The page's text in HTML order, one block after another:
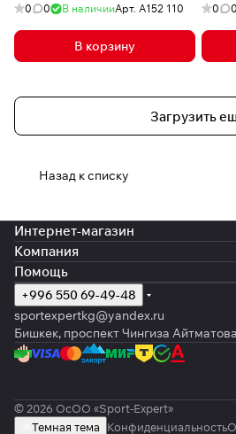
0 0 В наличииАрт. A152 110
В корзину
0 0
Загрузить
Назад к списку
Интернет-магазин
Компания
Помощь
+996 550 69-49-48
sportexpertkg@yandex.ru
Бишкек, проспект Чингиза
© 2026 ОсОО «Sport-Expert»
Темная тема
Конфиденциальность